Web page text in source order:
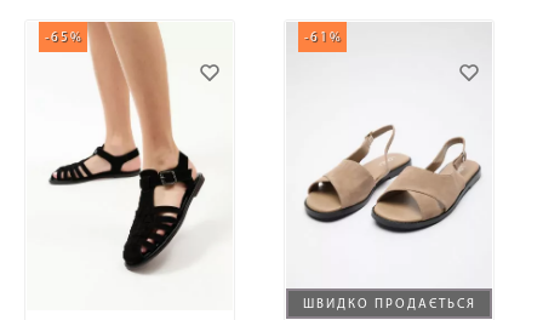
-65%
ШВИДКО ПРОДАЄТЬСЯ
-61%